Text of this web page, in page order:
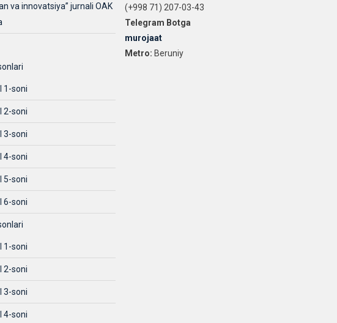
va innovatsiya” jurnali OAK
1-soni
2-soni
3-soni
4-soni
5-soni
6-soni
1-soni
2-soni
3-soni
4-soni
(+998 71) 207-03-43
Telegram Botga
murojaat
Metro: Beruniy